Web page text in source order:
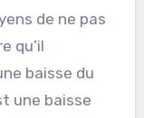
de ne pas
qu’il
baisse du
une baisse